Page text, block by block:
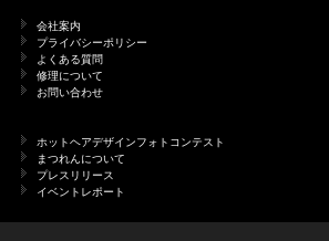
会社案内
プライバシーポリシー
よくある質問
修理について
お問い合わせ
ホットヘアデザインフォトコンテスト
まつれんについて
プレスリリース
イベントレポート